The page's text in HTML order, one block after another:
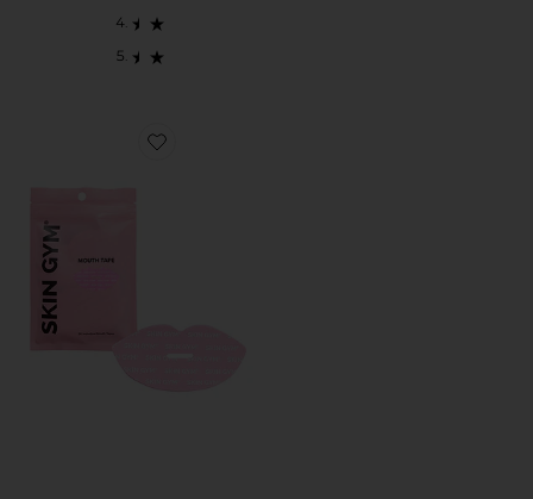
Favorite FOR THE LOVE OF SLEEP MOUTH TAPE マ